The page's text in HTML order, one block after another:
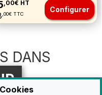
,00€ HT
,00€ TTC Configurer
DANS